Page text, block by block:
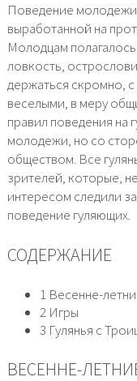
Поведение молодежи
выработанной на
Молодцам
ловкость,
держаться скромно,
веселыми, в меру
правил поведения на
молодежи, но со
обществом. Все
зрителей, которые,
интересом следили
поведение гуляющих.
СОДЕРЖАНИЕ
1 Весенне-
2 Игры
3 Гулянья с
ВЕСЕННЕ-